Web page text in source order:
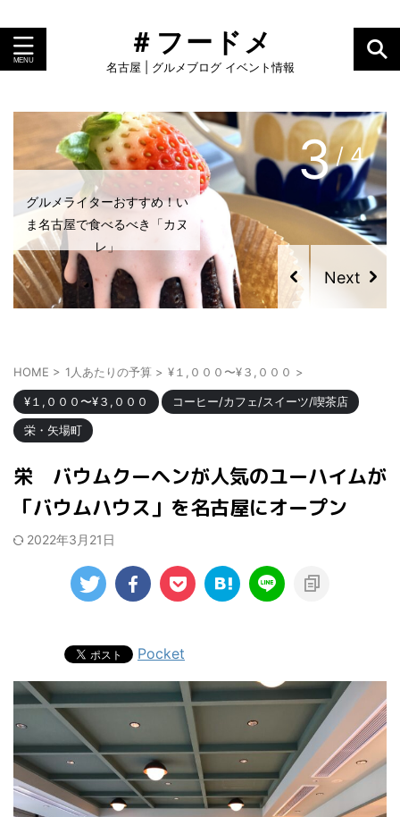
＃フードメ
名古屋 | グルメブログ イベント情報
グルメライターおすすめ！い
ま名古屋で食べるべき「プリ
ン」
4/ 4
HOME > 1人あたりの予算 > ¥１,０００〜¥３,０００ >
¥１,０００〜¥３,０００
コーヒー/カフェ/スイーツ/喫茶店
栄・矢場町
栄 バウムクーヘンが人気のユーハイムが
「バウムハウス」を名古屋にオープン
2022年3月21日
Pocket